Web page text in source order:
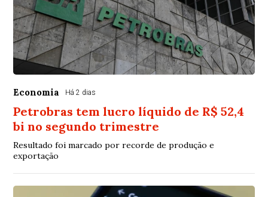
Economia Há 2 dias
Petrobras tem lucro líquido de R$ 52,4
bi no segundo trimestre
Resultado foi marcado por recorde de produção e
exportação